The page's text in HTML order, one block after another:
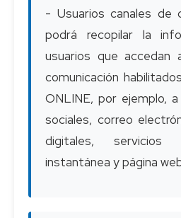
- Usuarios canales de
podrá recopilar la
usuarios que accedan
comunicación
ONLINE, por ejemplo,
sociales, correo
digitales, servicios